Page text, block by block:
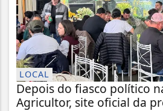
LOCAL
Depois do fiasco político
Agricultor, site oficial da